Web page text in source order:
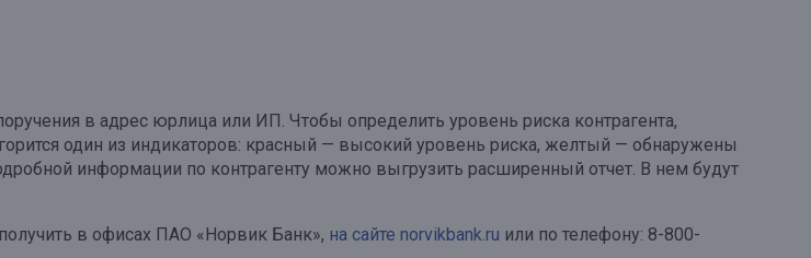
в адрес юрлица или ИП. Чтобы определить уровень риска контрагента,
один из индикаторов: красный — высокий уровень риска, желтый — обнаружены
информации по контрагенту можно выгрузить расширенный отчет. В нем будут
в офисах ПАО «Норвик Банк», на сайте norvikbank.ru или по телефону: 8-800-